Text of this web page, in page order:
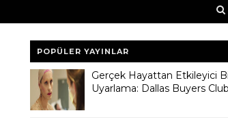
POPÜLER YAYINLAR
Gerçek Hayattan Etkileyici
Uyarlama: Dallas Buyers Club